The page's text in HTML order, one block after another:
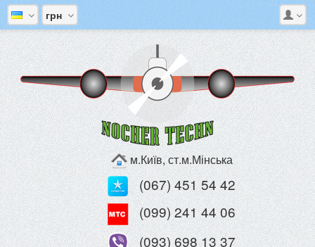
грн
м.Київ, ст.м.Мінська
(067) 451 54 42
(099) 241 44 06
(093) 698 13 37